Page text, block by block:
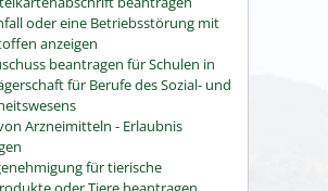
oder eine Betriebsstörung mit
anzeigen
beantragen für Schulen in
für Berufe des Sozial- und
Arzneimitteln - Erlaubnis
für tierische